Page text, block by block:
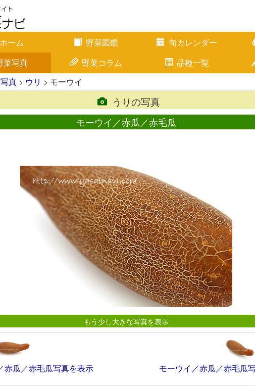
ホーム 野菜図鑑 旬カレンダー
菜写真
野菜コラム 品種一覧
真 > ウリ > モーウイ
うりの写真
モーウイ／赤瓜／赤毛瓜
もう少し大きな写真を表示
赤瓜／赤毛瓜写真を表示 モーウイ／赤瓜／赤毛瓜